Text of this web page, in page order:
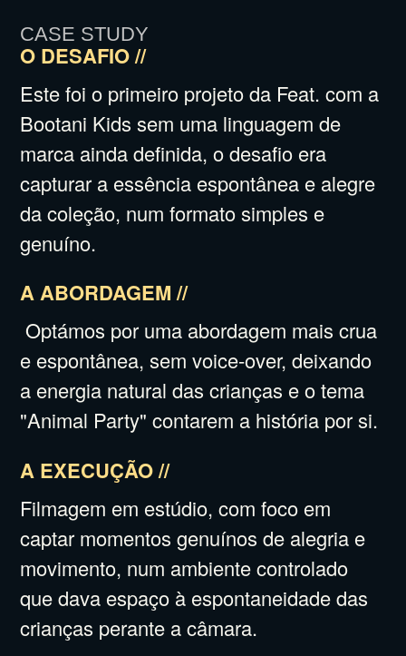
CASE STUDY
O DESAFIO //
Este foi o primeiro projeto da Feat. com a
Bootani Kids sem uma linguagem de
marca ainda definida, o desafio era
capturar a essência espontânea e alegre
da coleção, num formato simples e
genuíno.
A ABORDAGEM //
Optámos por uma abordagem mais crua
e espontânea, sem voice-over, deixando
a energia natural das crianças e o tema
"Animal Party" contarem a história por si.
A EXECUÇÃO //
Filmagem em estúdio, com foco em
captar momentos genuínos de alegria e
movimento, num ambiente controlado
que dava espaço à espontaneidade das
crianças perante a câmara.